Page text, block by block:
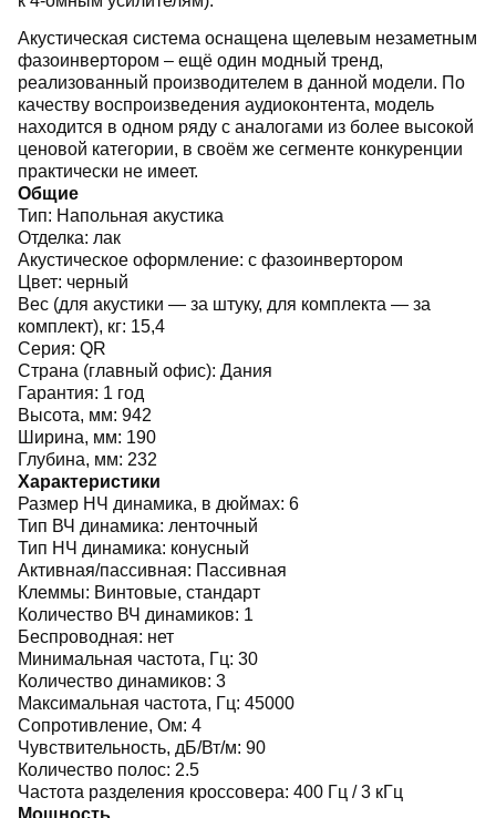
Акустическая система оснащена щелевым незаметным
фазоинвертором – ещё один модный тренд,
реализованный производителем в данной модели. По
качеству воспроизведения аудиоконтента, модель
находится в одном ряду с аналогами из более высокой
ценовой категории, в своём же сегменте конкуренции
практически не имеет.
Общие
Тип: Напольная акустика
Отделка: лак
Акустическое оформление: с фазоинвертором
Цвет: черный
Вес (для акустики — за штуку, для комплекта — за
комплект), кг: 15,4
Серия: QR
Страна (главный офис): Дания
Гарантия: 1 год
Высота, мм: 942
Ширина, мм: 190
Глубина, мм: 232
Характеристики
Размер НЧ динамика, в дюймах: 6
Тип ВЧ динамика: ленточный
Тип НЧ динамика: конусный
Активная/пассивная: Пассивная
Клеммы: Винтовые, стандарт
Количество ВЧ динамиков: 1
Беспроводная: нет
Минимальная частота, Гц: 30
Количество динамиков: 3
Максимальная частота, Гц: 45000
Сопротивление, Ом: 4
Чувствительность, дБ/Вт/м: 90
Количество полос: 2.5
Частота разделения кроссовера: 400 Гц / 3 кГц
Мощность